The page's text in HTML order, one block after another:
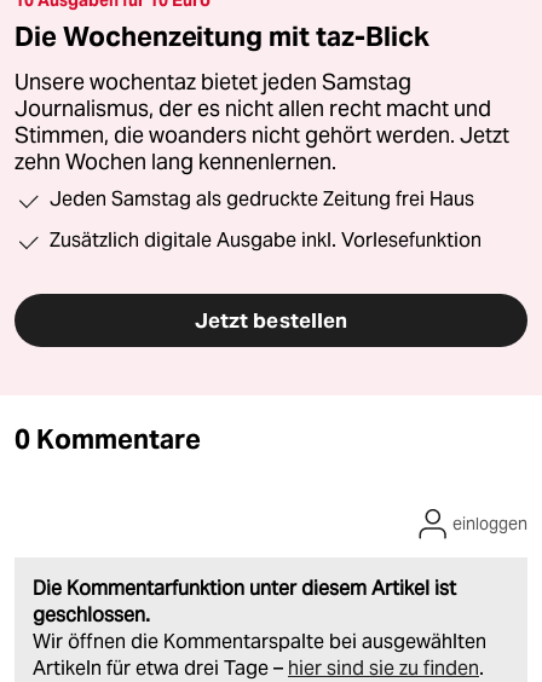
Die Wochenzeitung mit taz-Blick
Unsere wochentaz bietet jeden Samstag
Journalismus, der es nicht allen recht macht und
Stimmen, die woanders nicht gehört werden. Jetzt
zehn Wochen lang kennenlernen.
Jeden Samstag als gedruckte Zeitung frei Haus
Zusätzlich digitale Ausgabe inkl. Vorlesefunktion
Jetzt bestellen
0 Kommentare
Die Kommentarfunktion unter diesem Artikel ist
geschlossen.
Wir öffnen die Kommentarspalte bei ausgewählten
Artikeln für etwa drei Tage – hier sind sie zu finden.
einloggen